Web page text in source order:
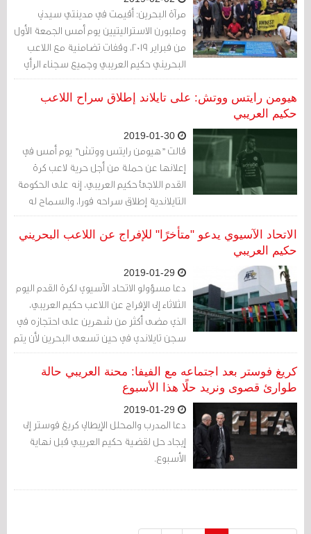
مرآة البحرين: أقيمت في مدينتي سيدني
وملبورن الاستراليتيين يوم أمس الجمعة الأول
من فبراير 2019، وقفات تضامنية مع اللاعب
البحريني حكيم العريبي وجميع سجناء الرأي
في البحرين.
هيومن رايتس ووتش: على تايلاند إطلاق سراح اللاعب
حكيم العريبي
قالت "هيومن رايتس ووتش" يوم أمس في
إعلانها عن حملة من أجل حرية لاعب كرة
القدم اللاجئ حكيم العريبي، إنه على الحكومة
التايلاندية إطلاق سراحه فورا، والسماح له
بالعودة إلى زوجته وفريقه في أستراليا.
الاتحاد الآسيوي يدعو "متأخرًا" للإفراج عن اللاعب البحريني
حكيم العريبي
دعا مسؤولو الاتحاد الآسيوي لكرة القدم اليوم
الثلاثاء إلى الإفراج عن اللاعب حكيم العريبي،
الذي مضى أكثر من شهرين على احتجازه في
سجن تايلاندي في حين تسعى البحرين لأن يتم
تسليمه إليها.
كريغ فوستر بعد اجتماعه مع الفيفا: محنة العريبي حالة
طوارئ قصوى ونريد حلًا هذا الأسبوع
دعا المدرب والمحلل الإيطالي كريغ فوستر إلى
إيجاد حل لقضية حكيم العريبي قبل نهاية
الأسبوع.